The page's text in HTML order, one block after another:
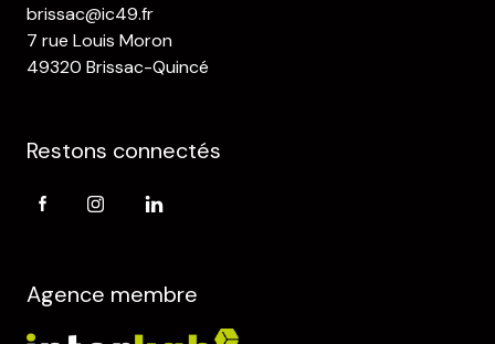
brissac@ic49.fr
7 rue Louis Moron
49320 Brissac-Quincé
Restons connectés
Agence membre